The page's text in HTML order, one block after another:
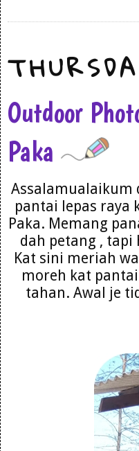
Outdoor
Paka
Assalamualaikum
pantai lepas raya
Paka. Memang
dah petang , tapi
Kat sini meriah
moreh kat
tahan. Awal je